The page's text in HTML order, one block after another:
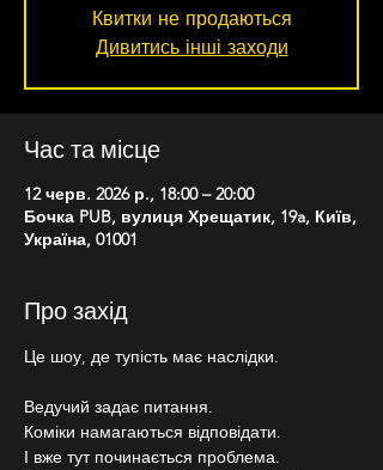
Квитки не продаються
Дивитись інші заходи
Час та місце
12 черв. 2026 р., 18:00 – 20:00
Бочка PUB, вулиця Хрещатик, 19a, Київ,
Україна, 01001
Про захід
Це шоу, де тупість має наслідки.
Ведучий задає питання.
Коміки намагаються відповідати.
І вже тут починається проблема.